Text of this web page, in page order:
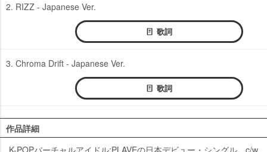
2. RIZZ - Japanese Ver.
歌詞
3. Chroma Drift - Japanese Ver.
歌詞
作品詳細